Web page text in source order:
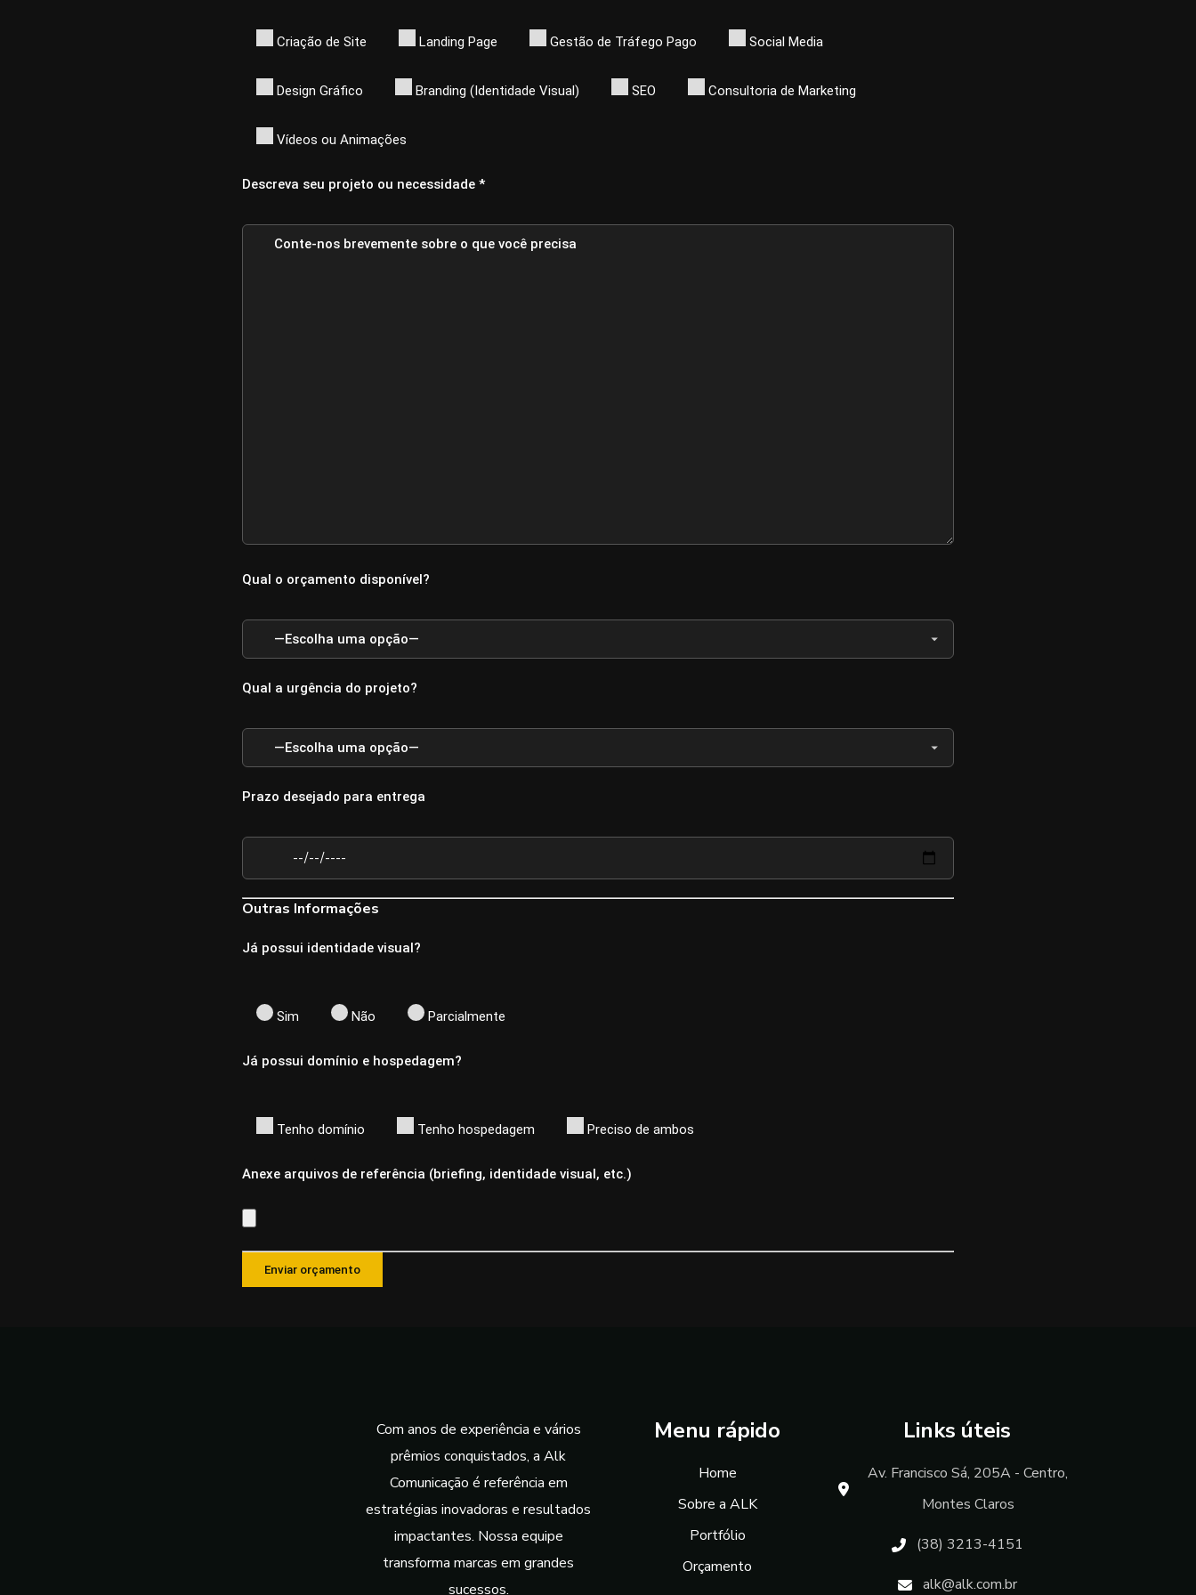
Criação de Site Landing Page Gestão de Tráfego Pago Social Media
Design Gráfico Branding (Identidade Visual) SEO Consultoria de Marketing
Vídeos ou Animações
Descreva seu projeto ou necessidade *
Qual o orçamento disponível?
Qual a urgência do projeto?
Prazo desejado para entrega
Outras Informações
Já possui identidade visual?
Sim Não Parcialmente
Já possui domínio e hospedagem?
Tenho domínio Tenho hospedagem Preciso de ambos
Anexe arquivos de referência (briefing, identidade visual, etc.)
Com anos de experiência e vários
prêmios conquistados, a Alk
Comunicação é referência em
estratégias inovadoras e resultados
impactantes. Nossa equipe
transforma marcas em grandes
sucessos.
Menu rápido
Home
Sobre a ALK
Portfólio
Orçamento
Links úteis
Av. Francisco Sá, 205A - Centro,
Montes Claros
(38) 3213-4151
alk@alk.com.br